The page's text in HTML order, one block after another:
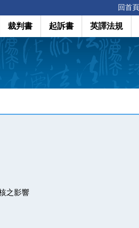
回首頁
裁判書 起訴書 英譯法規
之影響